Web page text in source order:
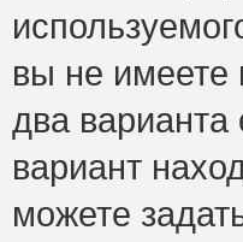
вы не имеете
два варианта
вариант
можете